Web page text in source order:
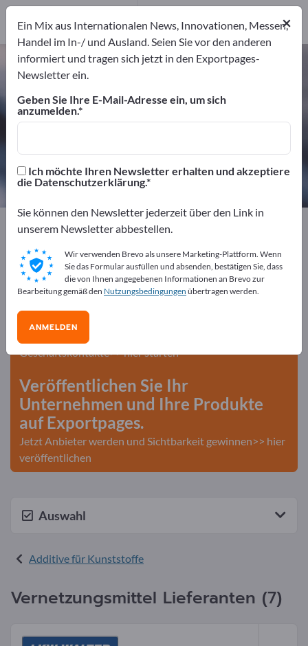
Vernetzungsmittel – Hersteller und
Anbieter Hersteller
1
Hersteller6
Dienstleister1
Exportpages
Chemiekalien & Pharmazeutika
Vernetzungsmittel
Kostenlos inserieren auf
Exportpages!
Geschäftskontakte>> hier starten
Veröffentlichen Sie Ihr
Unternehmen und Ihre Produkte
auf Exportpages.
Jetzt Anbieter werden und Sichtbarkeit gewinnen>> hier
veröffentlichen
Auswahl
Additive für Kunststoffe
Vernetzungsmittel Lieferanten (7)
×
Ein Mix aus Internationalen News, Innovationen, Messen,
Handel im In-/ und Ausland. Seien Sie vor den anderen
informiert und tragen sich jetzt in den Exportpages-
Newsletter ein.
Geben Sie Ihre E-Mail-Adresse ein, um sich
anzumelden.
Ich möchte Ihren Newsletter erhalten und akzeptiere
die Datenschutzerklärung.
Sie können den Newsletter jederzeit über den Link in
unserem Newsletter abbestellen.
Wir verwenden Brevo als unsere Marketing-Plattform. Wenn
Sie das Formular ausfüllen und absenden, bestätigen Sie, dass
die von Ihnen angegebenen Informationen an Brevo zur
Bearbeitung gemäß den Nutzungsbedingungen übertragen werden.
ANMELDEN